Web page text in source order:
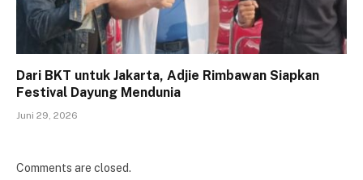
Dari BKT untuk Jakarta, Adjie Rimbawan Siapkan
Festival Dayung Mendunia
Juni 29, 2026
Comments are closed.